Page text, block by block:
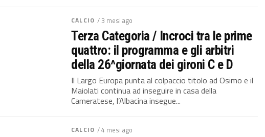
CALCIO / 3 mesi ago
Terza Categoria / Incroci tra le prime
quattro: il programma e gli arbitri
della 26^giornata dei gironi C e D
Il Largo Europa punta al colpaccio titolo ad Osimo e il
Maiolati continua ad inseguire in casa della
Cameratese, l’Albacina insegue...
CALCIO / 4 mesi ago